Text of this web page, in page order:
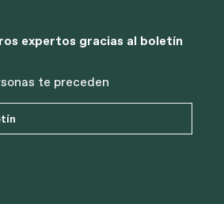
expertos gracias al boletín
te preceden